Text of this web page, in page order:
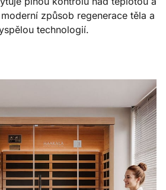
způsob regenerace těla a
technologií.